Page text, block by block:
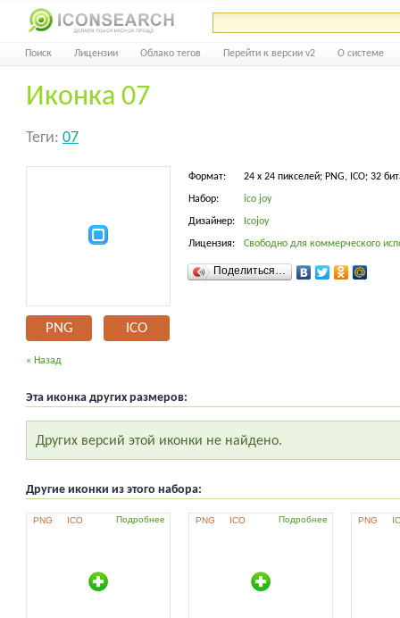
Поиск Лицензии Облако тегов Перейти к версии v2 О системе
Иконка 07
Теги: 07
PNG ICO
Формат: 24 x 24 пикселей; PNG, ICO; 32
Набор: ico joy
Дизайнер: Icojoy
Лицензия: Свободно для коммерческого
Поделиться…
« Назад
Эта иконка других размеров:
Других версий этой иконки не найдено.
Другие иконки из этого набора:
PNG ICO Подробнее PNG ICO Подробнее PNG